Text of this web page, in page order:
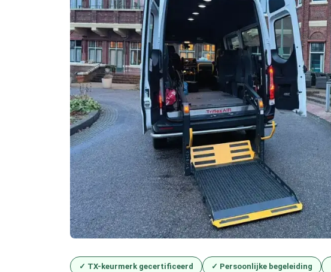
✓ TX-keurmerk gecertificeerd ✓ Persoonlijke begeleiding